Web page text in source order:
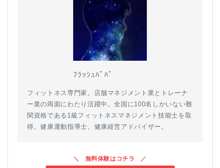
ﾌﾗｯｼｭﾊﾟﾊﾟ
フィットネス専門家。店舗マネジメント業とトレーナ
ー業の両面にわたり活躍中。全国に100名しかいない難
関資格である1級フィットネスマネジメント技能士を取
得。健康運動指導士、健康経営アドバイザー。
無料体験はコチラ